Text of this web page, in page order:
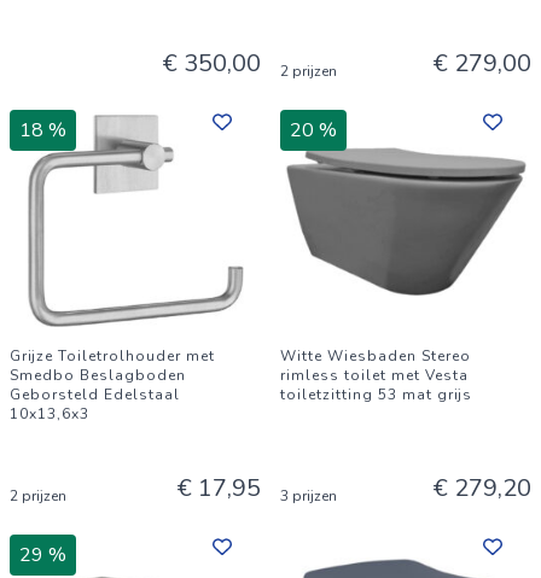
€ 350,00 2 prijzen € 279,00
18 %
Grijze Toiletrolhouder met
Smedbo Beslagboden
Geborsteld Edelstaal
10x13,6x3
2 prijzen € 17,95
20 %
Witte Wiesbaden Stereo
rimless toilet met Vesta
toiletzitting 53 mat grijs
3 prijzen € 279,20
29 %